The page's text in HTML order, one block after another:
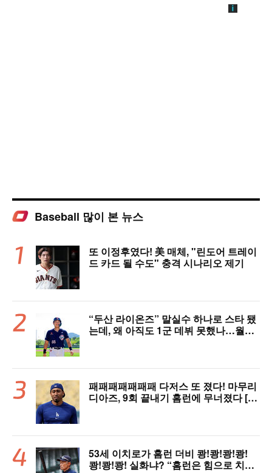
Baseball 많이 본 뉴스
또 이정후였다! 美 매체, "린도어 트레이
드 카드 될 수도" 충격 시나리오 제기
“두산 라이온즈” 말실수 하나로 스타 됐
는데, 왜 아직도 1군 데뷔 못했나…월간
패패패패패패패 다저스 또 졌다! 마무리
디아즈, 9회 끝내기 홈런에 무너졌다 [L
53세 이치로가 홈런 더비 쾅!쾅!쾅!쾅!
쾅!쾅!쾅! 실화냐? “홈런은 힘으로 치는